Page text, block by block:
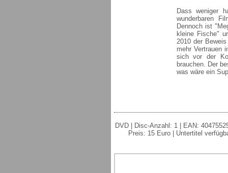
Dass weniger
wunderbaren
Dennoch ist
kleine Fische"
2010 der
mehr Vertrauen
sich vor der
brauchen. Der
was wäre ein
DVD | Disc-Anzahl: 1 | EAN:
Preis: 15 Euro | Untertitel